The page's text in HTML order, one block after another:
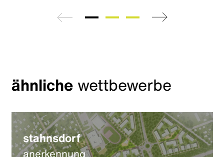
zurück weiter
ähnlichewettbewerbe
stahnsdorf
anerkennung